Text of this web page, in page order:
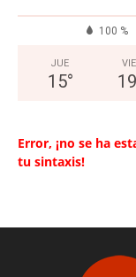
100 %
JUE
15°
VIE
19
Error, ¡no se ha
tu sintaxis!